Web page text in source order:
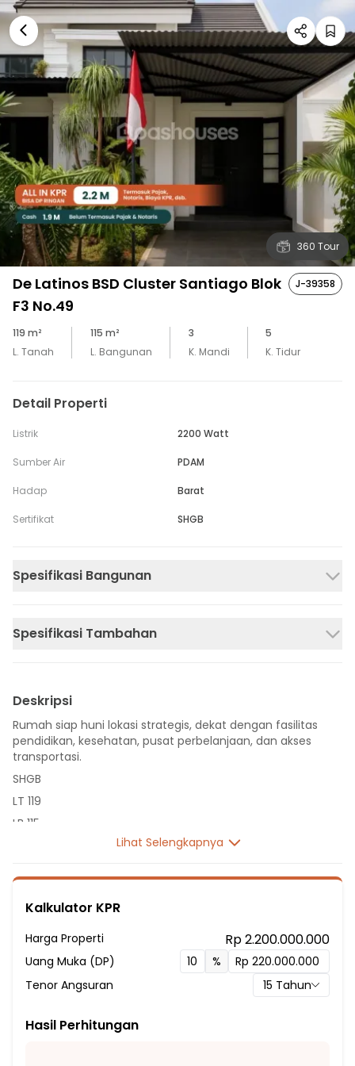
360 Tour
De Latinos BSD Cluster Santiago Blok
F3 No.49
J-39358
119 m²
L. Tanah
115 m²
L. Bangunan
3
K. Mandi
5
K. Tidur
Detail Properti
Listrik 2200 Watt
Sumber Air PDAM
Hadap Barat
Sertifikat SHGB
Spesifikasi Bangunan
Spesifikasi Tambahan
Deskripsi
Rumah siap huni lokasi strategis, dekat dengan fasilitas
pendidikan, kesehatan, pusat perbelanjaan, dan akses
transportasi.
SHGB
LT 119
LB 115
Listrik 2200 VA
Sumber Air PDAM
Hadap Barat
Fasilitas Sekitar Hunian:
10 menit ke SDN Kademangan 01
Lihat Selengkapnya
Kalkulator KPR
Harga Properti Rp 2.200.000.000
Uang Muka (DP)
%
Tenor Angsuran
15 Tahun
Hasil Perhitungan